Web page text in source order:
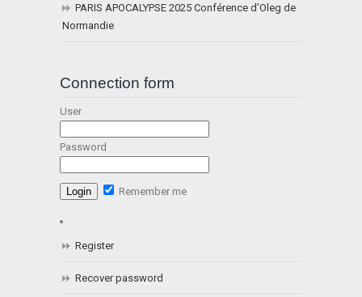
PARIS APOCALYPSE 2025 Conférence d’Oleg de
Normandie
Connection form
User
Password
Remember me
Register
Recover password